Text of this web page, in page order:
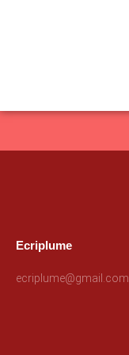
Ecriplume
ecriplume@gmail.com